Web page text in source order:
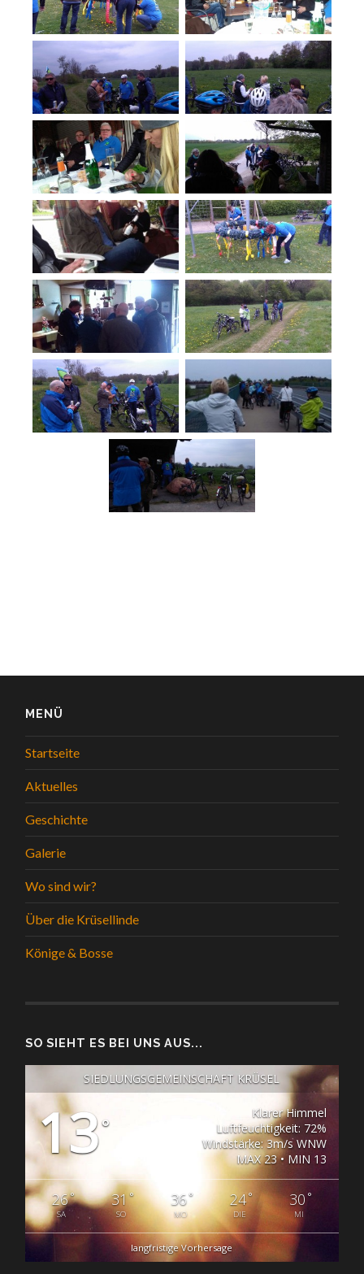
MENÜ
Startseite
Aktuelles
Geschichte
Galerie
Wo sind wir?
Über die Krüsellinde
Könige & Bosse
SO SIEHT ES BEI UNS AUS...
SIEDLUNGSGEMEINSCHAFT KRÜSEL
13°
Klarer Himmel
Luftfeuchtigkeit: 72%
Windstärke: 3m/s WNW
MAX 23 • MIN 13
26°
SA
31°
SO
36°
MO
24°
DIE
30 °
MI
langfristige Vorhersage